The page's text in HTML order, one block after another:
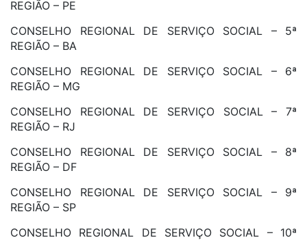
REGIÃO – PE
CONSELHO REGIONAL DE SERVIÇO SOCIAL – 5ª
REGIÃO – BA
CONSELHO REGIONAL DE SERVIÇO SOCIAL – 6ª
REGIÃO – MG
CONSELHO REGIONAL DE SERVIÇO SOCIAL – 7ª
REGIÃO – RJ
CONSELHO REGIONAL DE SERVIÇO SOCIAL – 8ª
REGIÃO – DF
CONSELHO REGIONAL DE SERVIÇO SOCIAL – 9ª
REGIÃO – SP
CONSELHO REGIONAL DE SERVIÇO SOCIAL – 10ª